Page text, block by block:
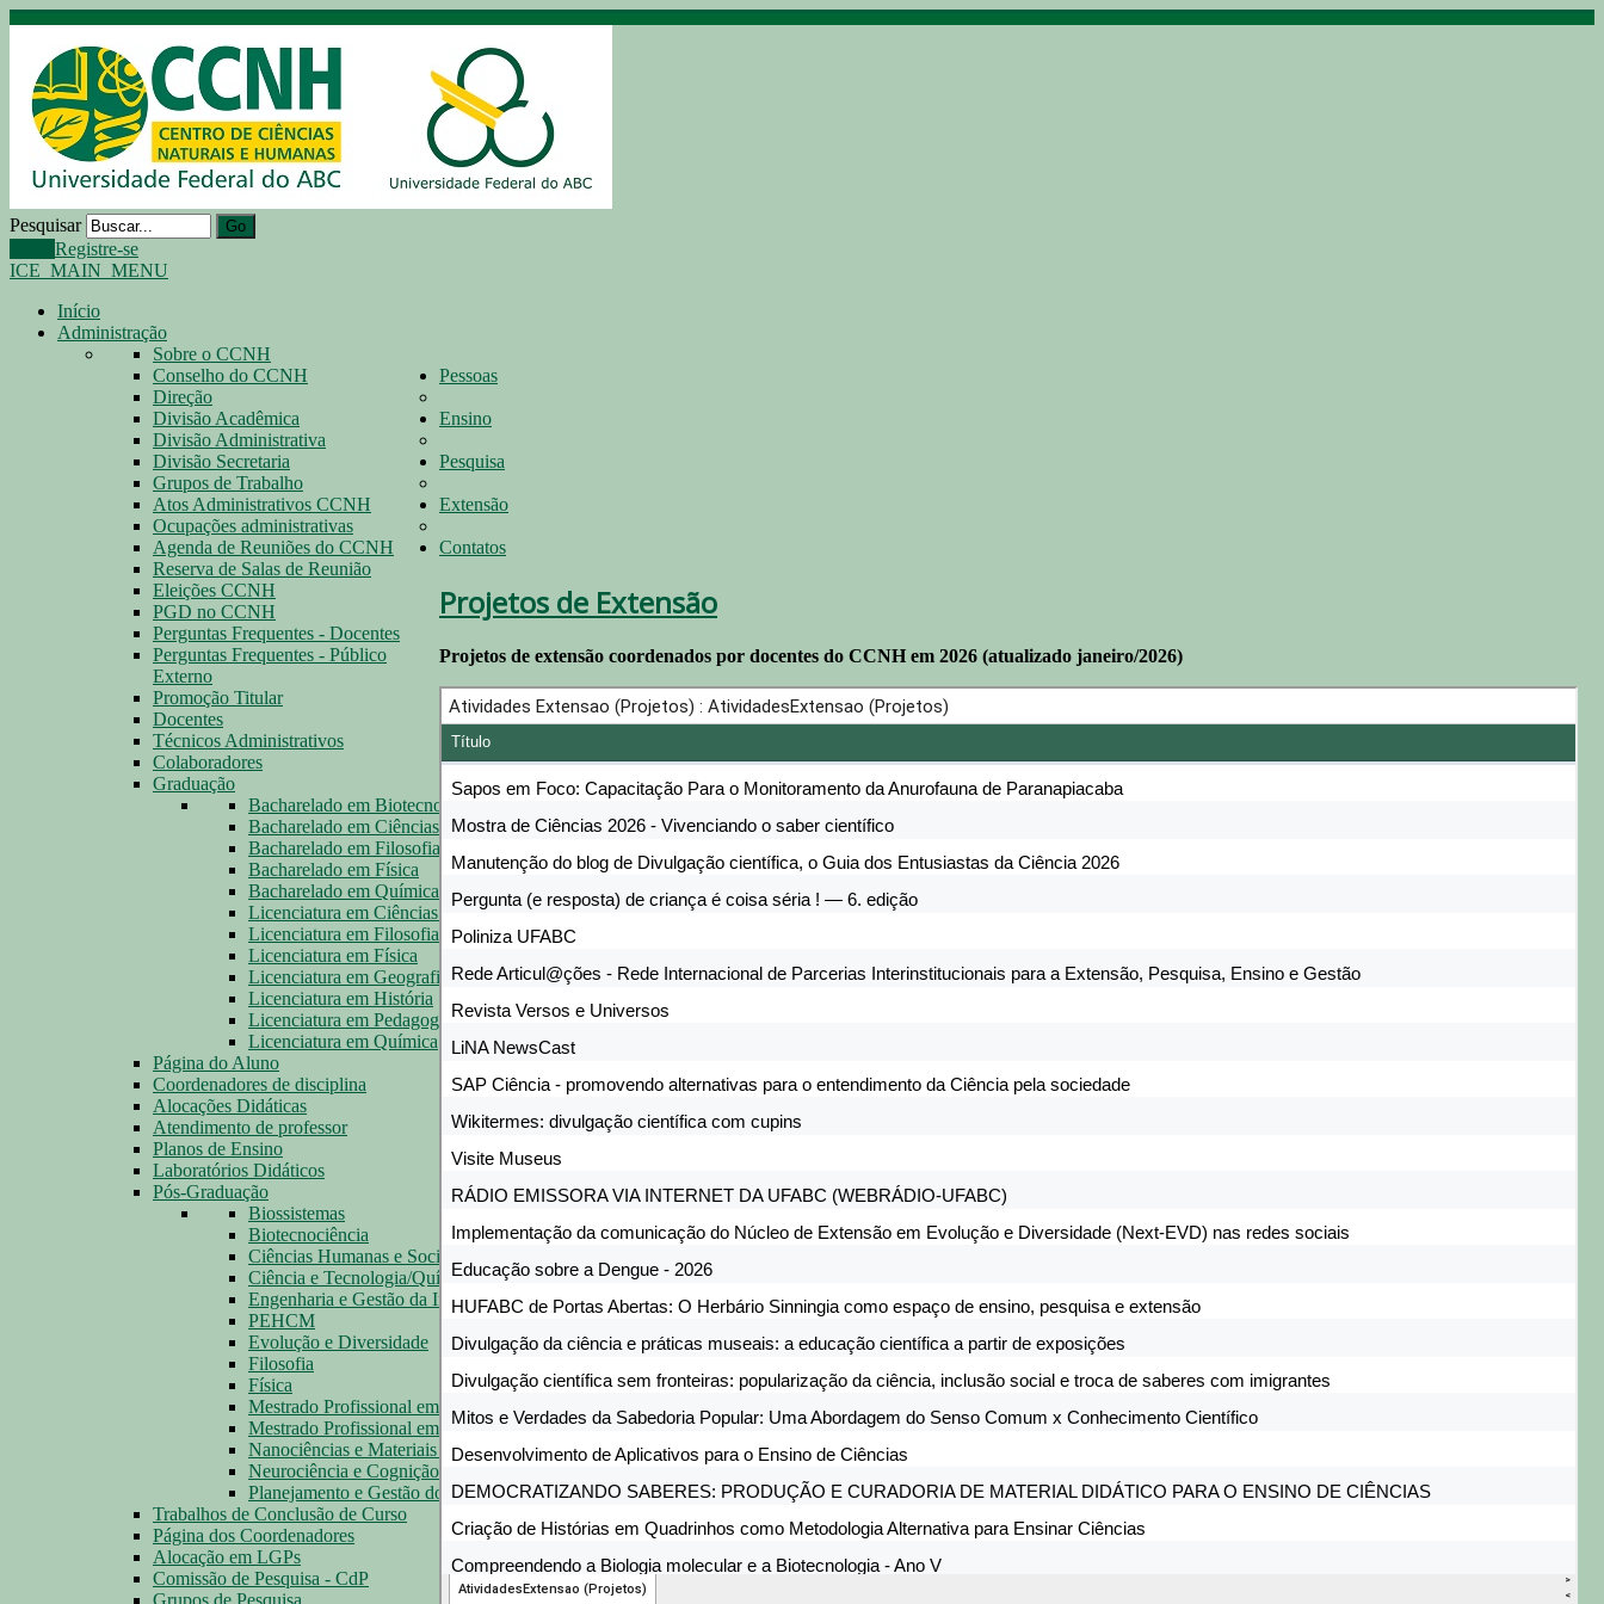
Pesquisar Go
Registre-se
ICE_MAIN_MENU
Início
Administração
Sobre o CCNH
Conselho do CCNH
Direção
Divisão Acadêmica
Divisão Administrativa
Divisão Secretaria
Grupos de Trabalho
Atos Administrativos CCNH
Ocupações administrativas
Agenda de Reuniões do CCNH
Reserva de Salas de Reunião
Eleições CCNH
PGD no CCNH
Perguntas Frequentes - Docentes
Perguntas Frequentes - Público
Externo
Promoção Titular
Pessoas
Docentes
Técnicos Administrativos
Colaboradores
Ensino
Graduação
Bacharelado em Biotecnologia
Bacharelado em Ciências Biológicas
Bacharelado em Filosofia
Bacharelado em Física
Bacharelado em Química
Licenciatura em Ciências Biológicas
Licenciatura em Filosofia
Licenciatura em Física
Licenciatura em Geografia
Licenciatura em História
Licenciatura em Pedagogia
Licenciatura em Química
Página do Aluno
Coordenadores de disciplina
Alocações Didáticas
Atendimento de professor
Planos de Ensino
Laboratórios Didáticos
Pós-Graduação
Biossistemas
Biotecnociência
Ciências Humanas e Sociais
Ciência e Tecnologia/Química
Engenharia e Gestão da Inovação
PEHCM
Evolução e Diversidade
Filosofia
Física
Mestrado Profissional em Física
Mestrado Profissional em Filosofia
Nanociências e Materiais Avançados
Neurociência e Cognição
Planejamento e Gestão do Território
Trabalhos de Conclusão de Curso
Página dos Coordenadores
Pesquisa
Alocação em LGPs
Comissão de Pesquisa - CdP
Grupos de Pesquisa
Extensão
Contatos
Projetos de Extensão
Projetos de extensão coordenados por docentes do CCNH em 2026 (atualizado janeiro/2026)